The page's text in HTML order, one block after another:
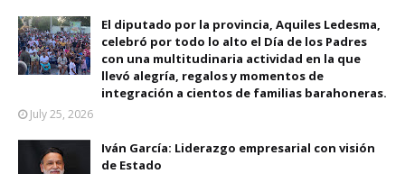
El diputado por la provincia, Aquiles Ledesma,
celebró por todo lo alto el Día de los Padres
con una multitudinaria actividad en la que
llevó alegría, regalos y momentos de
integración a cientos de familias barahoneras.
July 25, 2026
Iván García: Liderazgo empresarial con visión
de Estado